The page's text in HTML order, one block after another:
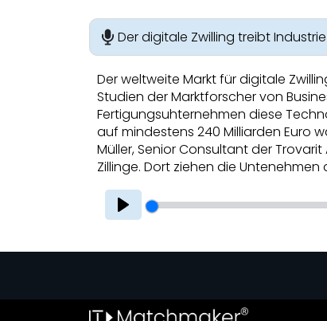
Der digitale Zwilling treibt
Der weltweite Markt für digitale
Studien der Marktforscher von
Fertigungsuhternehmen diese
auf mindestens 240 Milliarden Euro
Müller, Senior Consultant der
Zillinge. Dort ziehen die
Play